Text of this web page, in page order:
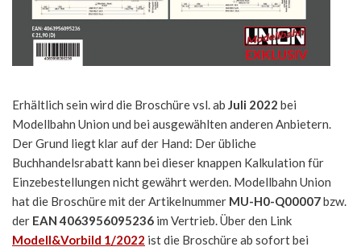
Erhältlich sein wird die Broschüre vsl. ab Juli 2022 bei
Modellbahn Union und bei ausgewählten anderen Anbietern.
Der Grund liegt klar auf der Hand: Der übliche
Buchhandelsrabatt kann bei dieser knappen Kalkulation für
Einzebestellungen nicht gewährt werden. Modellbahn Union
hat die Broschüre mit der Artikelnummer MU-H0-Q00007bzw.
der EAN 4063956095236 im Vertrieb. Über den Link
Modell&Vorbild 1/2022 ist die Broschüre ab sofort bei